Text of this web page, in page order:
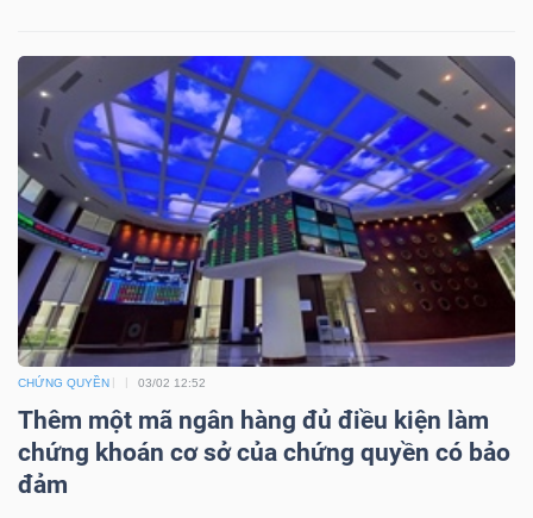
CHỨNG QUYỀN 03/02 12:52
Thêm một mã ngân hàng đủ điều kiện làm
chứng khoán cơ sở của chứng quyền có bảo
đảm
Tin
tức
(-)
Bài
viết
của
tác
giả
(-)
Báo